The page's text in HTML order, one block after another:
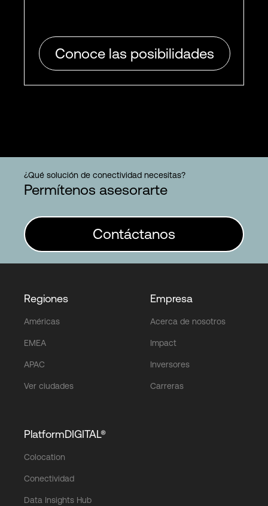
Conoce las posibilidades
¿Qué solución de conectividad necesitas?
Permítenos asesorarte
Contáctanos
Regiones
Américas
EMEA
APAC
Ver ciudades
Empresa
Acerca de nosotros
Impact
Inversores
Carreras
PlatformDIGITAL®
Colocation
Conectividad
Data Insights Hub